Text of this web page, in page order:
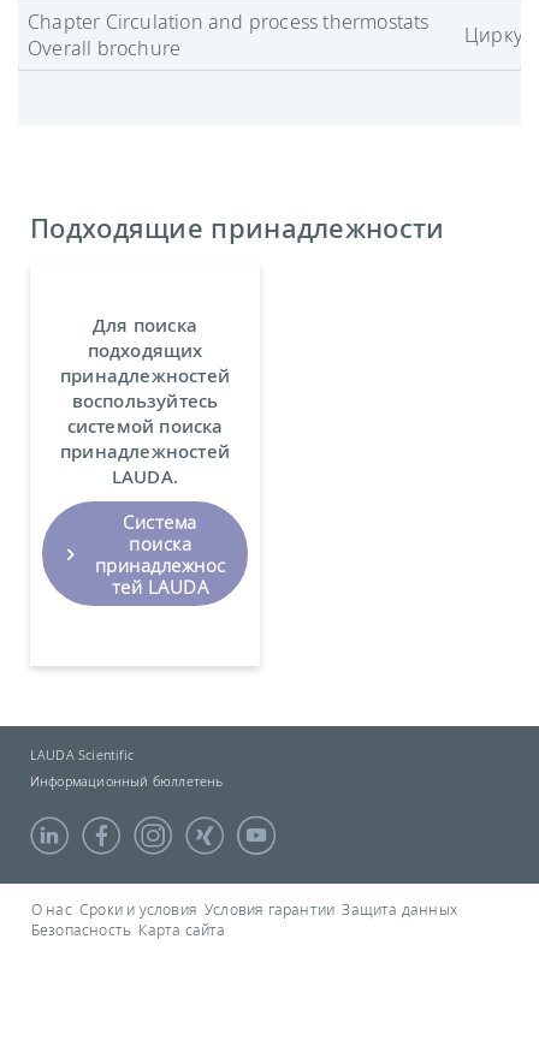
Chapter Circulation and process thermostats
Overall brochure
Подходящие принадлежности
Для поиска
подходящих
принадлежностей
воспользуйтесь
системой поиска
принадлежностей
LAUDA.
Система
поиска
принадлежнос
тей LAUDA
LAUDA Scientific
Информационный бюллетень
О нас Сроки и условия Условия гарантии Защита данных
Безопасность Карта сайта